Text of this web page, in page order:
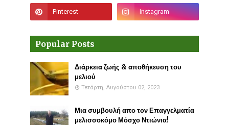
Popular Posts
Διάρκεια ζωής & αποθήκευση του
μελιού
Τετάρτη, Αυγούστου 02, 2023
Μια συμβουλή απο τον Επαγγελματία
μελισσοκόμο Μόσχο Ντιώνια!